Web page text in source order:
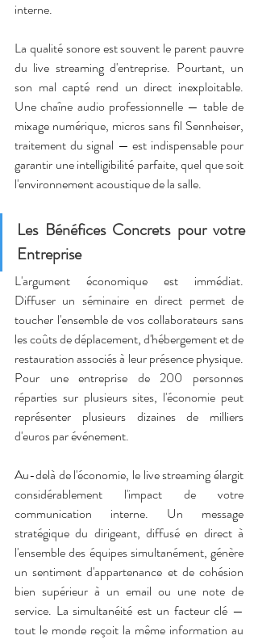
interne.
La qualité sonore est souvent le parent pauvre
du live streaming d'entreprise. Pourtant, un
son mal capté rend un direct inexploitable.
Une chaîne audio professionnelle — table de
mixage numérique, micros sans fil Sennheiser,
traitement du signal — est indispensable pour
garantir une intelligibilité parfaite, quel que soit
l'environnement acoustique de la salle.
Les Bénéfices Concrets pour votre
Entreprise
L'argument économique est immédiat.
Diffuser un séminaire en direct permet de
toucher l'ensemble de vos collaborateurs sans
les coûts de déplacement, d'hébergement et de
restauration associés à leur présence physique.
Pour une entreprise de 200 personnes
réparties sur plusieurs sites, l'économie peut
représenter plusieurs dizaines de milliers
d'euros par événement.
Au-delà de l'économie, le live streaming élargit
considérablement l'impact de votre
communication interne. Un message
stratégique du dirigeant, diffusé en direct à
l'ensemble des équipes simultanément, génère
un sentiment d'appartenance et de cohésion
bien supérieur à un email ou une note de
service. La simultanéité est un facteur clé —
tout le monde reçoit la même information au